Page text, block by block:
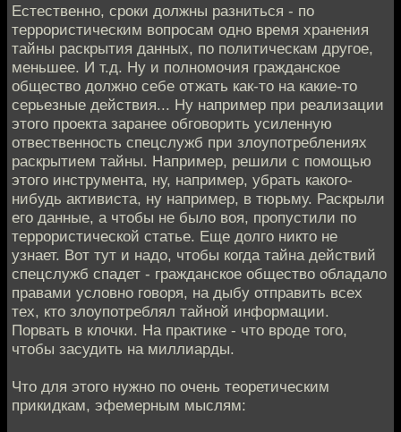
Естественно, сроки должны разниться - по
террористическим вопросам одно время хранения
тайны раскрытия данных, по политическам другое,
меньшее. И т.д. Ну и полномочия гражданское
общество должно себе отжать как-то на какие-то
серьезные действия... Ну например при реализации
этого проекта заранее обговорить усиленную
отвественность спецслужб при злоупотреблениях
раскрытием тайны. Например, решили с помощью
этого инструмента, ну, например, убрать какого-
нибудь активиста, ну например, в тюрьму. Раскрыли
его данные, а чтобы не было воя, пропустили по
террористической статье. Еще долго никто не
узнает. Вот тут и надо, чтобы когда тайна действий
спецслужб спадет - гражданское общество обладало
правами условно говоря, на дыбу отправить всех
тех, кто злоупотреблял тайной информации.
Порвать в клочки. На практике - что вроде того,
чтобы засудить на миллиарды.
Что для этого нужно по очень теоретическим
прикидкам, эфемерным мыслям: